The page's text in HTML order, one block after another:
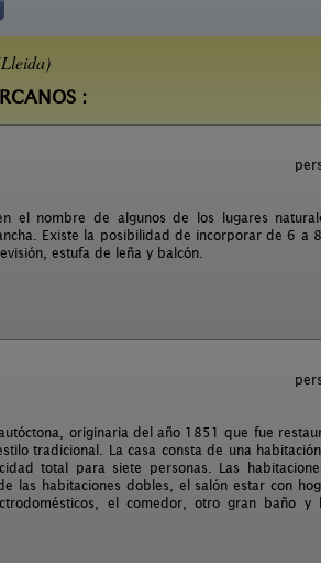
:
el nombre de algunos de los lugares
Existe la posibilidad de incorporar de 6 a
estufa de leña y balcón.
originaria del año 1851 que fue
tradicional. La casa consta de una
total para siete personas. Las
las habitaciones dobles, el salón estar con
el comedor, otro gran baño y